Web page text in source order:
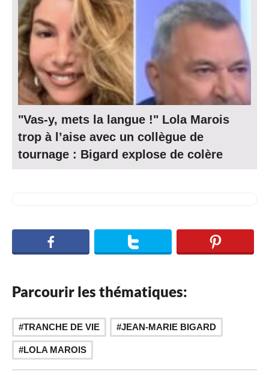
"Vas-y, mets la langue !" Lola Marois
trop à l’aise avec un collègue de
tournage : Bigard explose de colère
Parcourir les thématiques:
TRANCHE DE VIE JEAN-MARIE BIGARD
LOLA MAROIS